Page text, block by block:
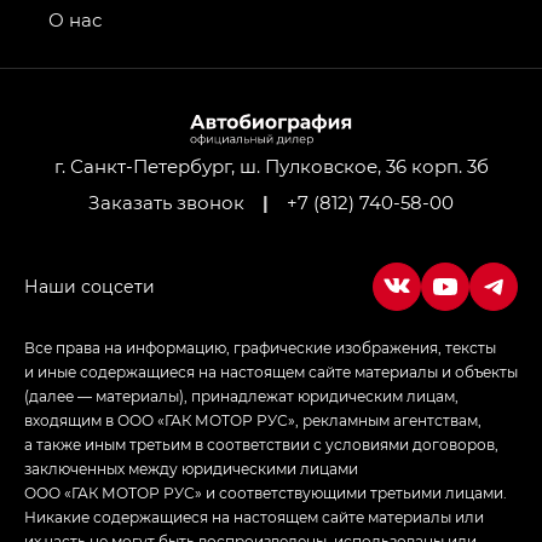
привод — GB AWD, Джи Эль Полный привод —
Джи Ти — GT, Джи Икс — GX,
Джи Икс ПРЕМИУМ — GX PREMIUM, ЛАУНЖ —
LOUNGE
Empow — Эмпау (Empow) в комплектации
г. Санкт-Петербург, ш. Пулковское, 36 корп. 3б
Заказать звонок
| +7 (812) 740-58-00
О нас
Все права на информацию, графические изображения, тексты
и иные содержащиеся на настоящем сайте материалы и объекты
(далее — материалы), принадлежат юридическим лицам,
входящим в ООО «ГАК МОТОР РУС», рекламным агентствам,
а также иным третьим в соответствии с условиями договоров,
заключенных между юридическими лицами
ООО «ГАК МОТОР РУС» и соответствующими третьими лицами.
Никакие содержащиеся на настоящем сайте материалы или